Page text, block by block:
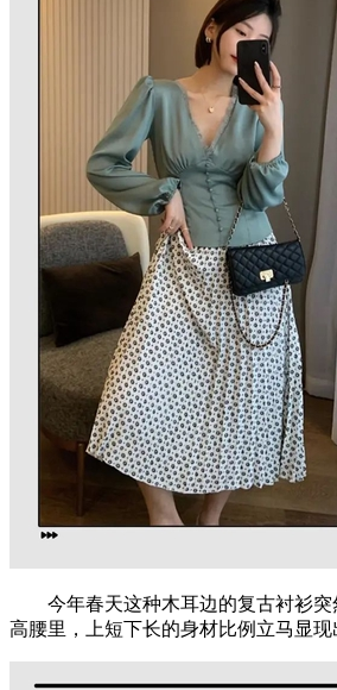
今年春天这种木耳边的复古衬衫突
高腰里，上短下长的身材比例立马显现